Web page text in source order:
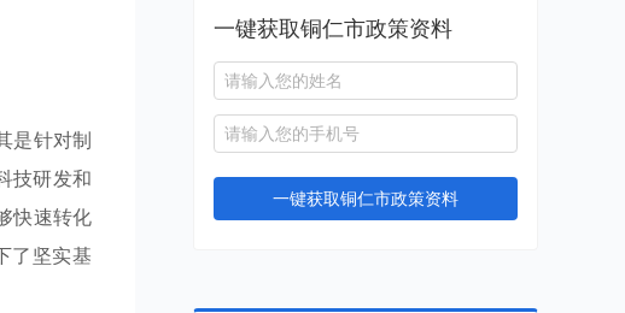
是针对制
技研发和
快速转化
了坚实基
一键获取铜仁市政策资料
一键获取铜仁市政策资料